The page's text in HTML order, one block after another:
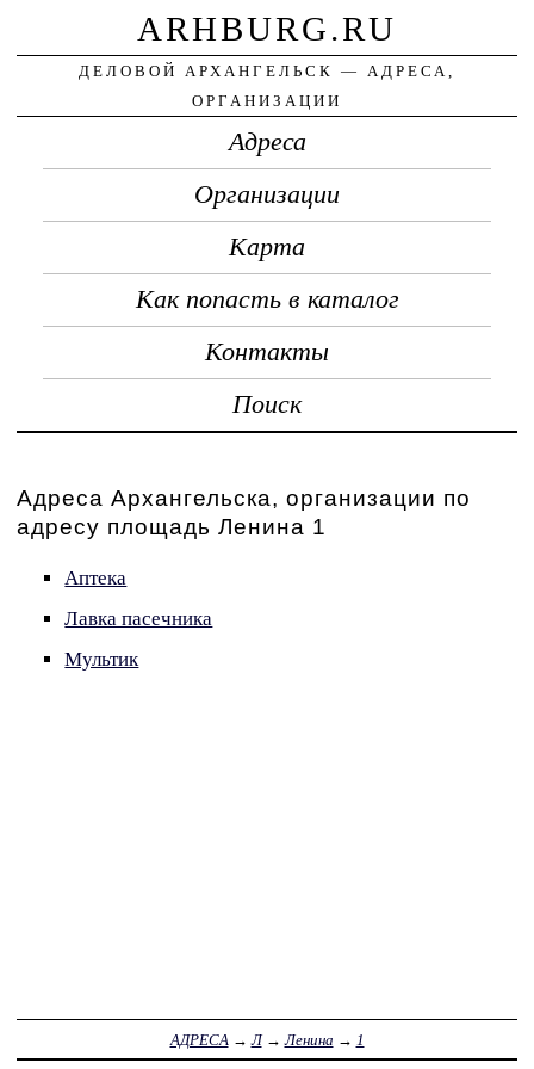
ARHBURG.RU
ДЕЛОВОЙ АРХАНГЕЛЬСК — АДРЕСА,
ОРГАНИЗАЦИИ
Адреса
Организации
Карта
Как попасть в каталог
Контакты
Поиск
Адреса Архангельска, организации по
адресу площадь Ленина 1
Аптека
Лавка пасечника
Мультик
АДРЕСА →Л→Ленина → 1